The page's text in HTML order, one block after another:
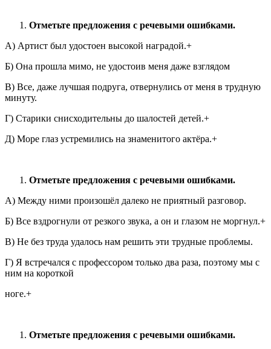
Отметьте предложения с речевыми ошибками.
А) Артист был удостоен высокой наградой.+
Б) Она прошла мимо, не удостоив меня даже взглядом
В) Все, даже лучшая подруга, отвернулись от меня в трудную
минуту.
Г) Старики снисходительны до шалостей детей.+
Д) Море глаз устремились на знаменитого актёра.+
Отметьте предложения с речевыми ошибками.
А) Между ними произошёл далеко не приятный разговор.
Б) Все вздрогнули от резкого звука, а он и глазом не моргнул.+
В) Не без труда удалось нам решить эти трудные проблемы.
Г) Я встречался с профессором только два раза, поэтому мы с
ним на короткой
ноге.+
Отметьте предложения с речевыми ошибками.